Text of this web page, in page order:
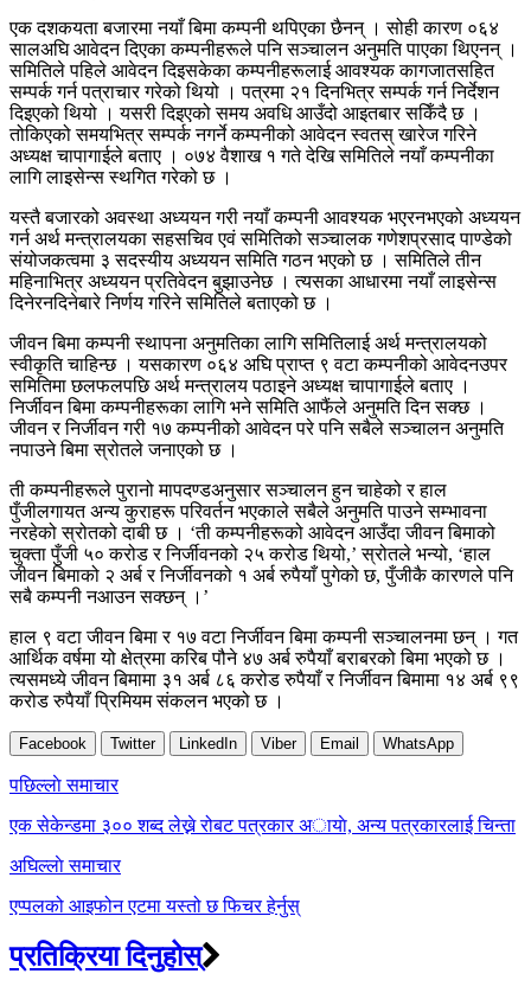
एक दशकयता बजारमा नयाँ बिमा कम्पनी थपिएका छैनन् । सोही कारण ०६४
सालअघि आवेदन दिएका कम्पनीहरूले पनि सञ्चालन अनुमति पाएका थिएनन् ।
समितिले पहिले आवेदन दिइसकेका कम्पनीहरूलाई आवश्यक कागजातसहित
सम्पर्क गर्न पत्राचार गरेको थियो । पत्रमा २१ दिनभित्र सम्पर्क गर्न निर्देशन
दिइएको थियो । यसरी दिइएको समय अवधि आउँदो आइतबार सकिँदै छ ।
तोकिएको समयभित्र सम्पर्क नगर्ने कम्पनीको आवेदन स्वतस् खारेज गरिने
अध्यक्ष चापागाईले बताए । ०७४ वैशाख १ गते देखि समितिले नयाँ कम्पनीका
लागि लाइसेन्स स्थगित गरेको छ ।
यस्तै बजारको अवस्था अध्ययन गरी नयाँ कम्पनी आवश्यक भएरनभएको अध्ययन
गर्न अर्थ मन्त्रालयका सहसचिव एवं समितिको सञ्चालक गणेशप्रसाद पाण्डेको
संयोजकत्वमा ३ सदस्यीय अध्ययन समिति गठन भएको छ । समितिले तीन
महिनाभित्र अध्ययन प्रतिवेदन बुझाउनेछ । त्यसका आधारमा नयाँ लाइसेन्स
दिनेरनदिनेबारे निर्णय गरिने समितिले बताएको छ ।
जीवन बिमा कम्पनी स्थापना अनुमतिका लागि समितिलाई अर्थ मन्त्रालयको
स्वीकृति चाहिन्छ । यसकारण ०६४ अघि प्राप्त ९ वटा कम्पनीको आवेदनउपर
समितिमा छलफलपछि अर्थ मन्त्रालय पठाइने अध्यक्ष चापागाईले बताए ।
निर्जीवन बिमा कम्पनीहरूका लागि भने समिति आफैंले अनुमति दिन सक्छ ।
जीवन र निर्जीवन गरी १७ कम्पनीको आवेदन परे पनि सबैले सञ्चालन अनुमति
नपाउने बिमा स्रोतले जनाएको छ ।
ती कम्पनीहरूले पुरानो मापदण्डअनुसार सञ्चालन हुन चाहेको र हाल
पुँजीलगायत अन्य कुराहरू परिवर्तन भएकाले सबैले अनुमति पाउने सम्भावना
नरहेको स्रोतको दाबी छ । ‘ती कम्पनीहरूको आवेदन आउँदा जीवन बिमाको
चुक्ता पुँजी ५० करोड र निर्जीवनको २५ करोड थियो,’ स्रोतले भन्यो, ‘हाल
जीवन बिमाको २ अर्ब र निर्जीवनको १ अर्ब रुपैयाँ पुगेको छ, पुँजीकै कारणले पनि
सबै कम्पनी नआउन सक्छन् ।’
हाल ९ वटा जीवन बिमा र १७ वटा निर्जीवन बिमा कम्पनी सञ्चालनमा छन् । गत
आर्थिक वर्षमा यो क्षेत्रमा करिब पौने ४७ अर्ब रुपैयाँ बराबरको बिमा भएको छ ।
त्यसमध्ये जीवन बिमामा ३१ अर्ब ८६ करोड रुपैयाँ र निर्जीवन बिमामा १४ अर्ब ९९
करोड रुपैयाँ प्रिमियम संकलन भएको छ ।
Facebook Twitter LinkedIn Viber Email WhatsApp
Post
navigation
पछिल्लाे समाचार
एक सेकेन्डमा ३०० शब्द लेख्ने रोबट पत्रकार अायाे, अन्य पत्रकारलाई चिन्ता
अघिल्लाे समाचार
एप्पलको आइफोन एटमा यस्तो छ फिचर हेर्नुस्
प्रतिक्रिया दिनुहोस्